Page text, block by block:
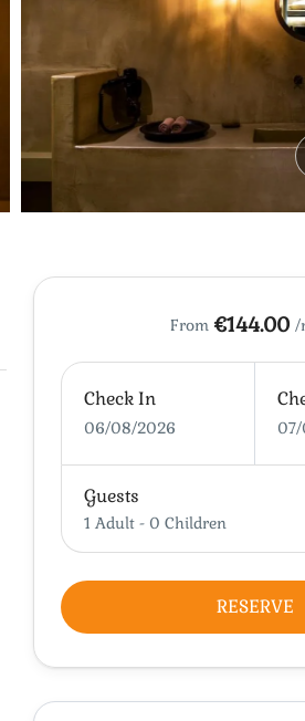
From €144.00 /
Check In
06/08/2026
Guests
1 Adult - 0 Children
RESERVE